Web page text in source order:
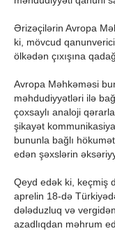
Ərizəçilərin Avropa
ki, mövcud
ölkədən çıxışına
Avropa Məhkəməsi
məhdudiyyətləri ilə
çoxsaylı analoji
şikayət
bununla bağlı
edən şəxslərin
Qeyd edək ki, keçmiş
aprelin 18-də
dələduzluq və
azadlıqdan məhrum